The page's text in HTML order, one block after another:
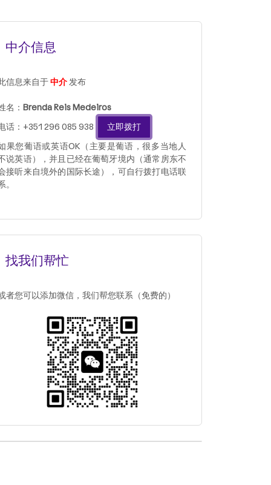
中介信息
信息来自于中介发布
名： Brenda Reis Medeiros
话：+351 296 085 938
立即拨打
果您葡语或英语OK（主要是葡语，很多当地人
说英语），并且已经在葡萄牙境内（通常房东不
接听来自境外的国际长途），可自行拨打电话联
。
找我们帮忙
者您可以添加微信，我们帮您联系（免费的）